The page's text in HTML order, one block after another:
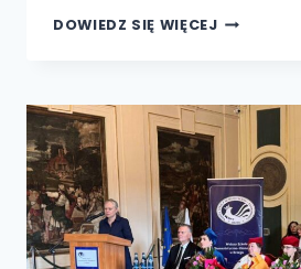
DOWIEDZ SIĘ WIĘCEJKONCERT
W
MUZEUM
PIASTÓW
ŚLĄSKICH
„TYDZIEŃ
Z